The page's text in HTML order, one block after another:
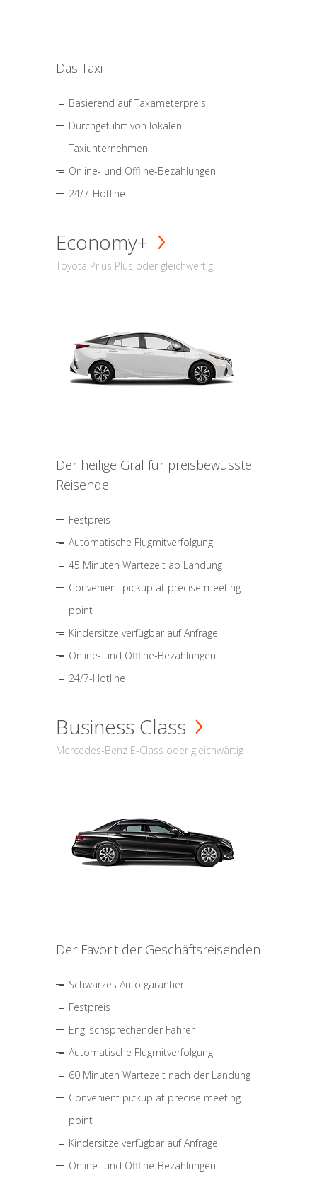
Das Taxi
Basierend auf Taxameterpreis
Durchgeführt von lokalen
Taxiunternehmen
Online- und Offline-Bezahlungen
24/7-Hotline
Economy+
Toyota Prius Plus oder gleichwertig
Der heilige Gral für preisbewusste
Reisende
Festpreis
Automatische Flugmitverfolgung
45 Minuten Wartezeit ab Landung
Convenient pickup at precise meeting
point
Kindersitze verfügbar auf Anfrage
Online- und Offline-Bezahlungen
24/7-Hotline
Business Class
Mercedes-Benz E-Class oder gleichwärtig
Der Favorit der Geschäftsreisenden
Schwarzes Auto garantiert
Festpreis
Englischsprechender Fahrer
Automatische Flugmitverfolgung
60 Minuten Wartezeit nach der Landung
Convenient pickup at precise meeting
point
Kindersitze verfügbar auf Anfrage
Online- und Offline-Bezahlungen